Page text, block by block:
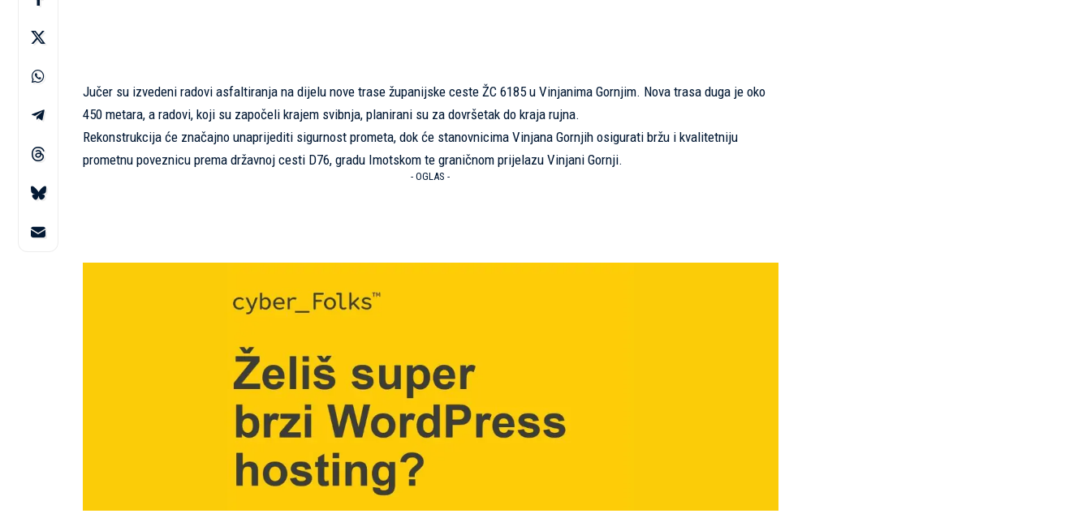
Jučer su izvedeni radovi asfaltiranja na dijelu nove trase županijske ceste ŽC 6185 u Vinjanima Gornjim. Nova trasa duga je oko
450 metara, a radovi, koji su započeli krajem svibnja, planirani su za dovršetak do kraja rujna.
Rekonstrukcija će značajno unaprijediti sigurnost prometa, dok će stanovnicima Vinjana Gornjih osigurati bržu i kvalitetniju
prometnu poveznicu prema državnoj cesti D76, gradu Imotskom te graničnom prijelazu Vinjani Gornji.
- OGLAS -